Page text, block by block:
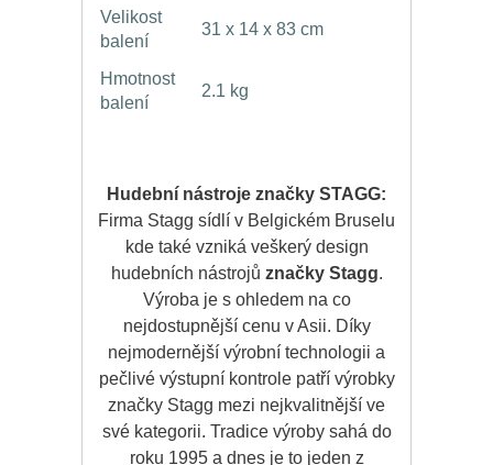
Velikost
balení
31 x 14 x 83 cm
Hmotnost
balení
2.1 kg
Hudební nástroje značky STAGG:
Firma Stagg sídlí v Belgickém Bruselu
kde také vzniká veškerý design
hudebních nástrojů značky Stagg.
Výroba je s ohledem na co
nejdostupnější cenu v Asii. Díky
nejmodernější výrobní technologii a
pečlivé výstupní kontrole patří výrobky
značky Stagg mezi nejkvalitnější ve
své kategorii. Tradice výroby sahá do
roku 1995 a dnes je to jeden z